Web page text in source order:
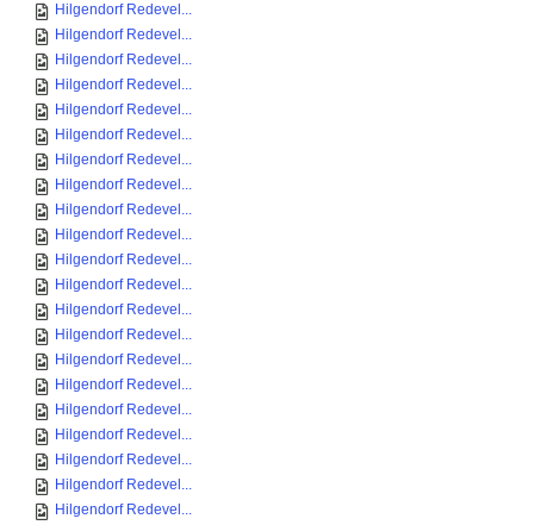
Hilgendorf Redevel...
Hilgendorf Redevel...
Hilgendorf Redevel...
Hilgendorf Redevel...
Hilgendorf Redevel...
Hilgendorf Redevel...
Hilgendorf Redevel...
Hilgendorf Redevel...
Hilgendorf Redevel...
Hilgendorf Redevel...
Hilgendorf Redevel...
Hilgendorf Redevel...
Hilgendorf Redevel...
Hilgendorf Redevel...
Hilgendorf Redevel...
Hilgendorf Redevel...
Hilgendorf Redevel...
Hilgendorf Redevel...
Hilgendorf Redevel...
Hilgendorf Redevel...
Hilgendorf Redevel...